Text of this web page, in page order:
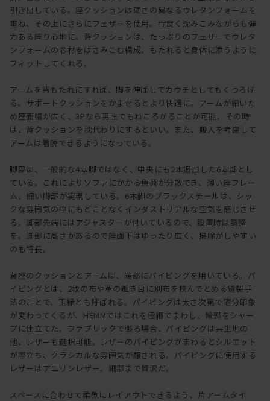
引き出している。座クッションは硬さの異なるウレタンフォームを
重ね、その上にさらにフェザーを使用。程良く沈みこみながらも弾
力ある座り心地に。背クッションは、たっぷりのフェザーでウレタ
ンフォームの芯材をはさみこむ構成。もたれると身体に添うように
フィットしてくれる。
アームを背もたれにすれば、脚を伸ばしてカウチとしてもくつろげ
る。サポートクッションをかませるとより快適に。アームが細いた
め座面幅が広く、3Pなら男性でもねころがることが可能。その時
は、背クッションを枕代わりにするといい。また、搬入を考慮して
アームは着脱できるようになっている。
脚部は、一般的な4本脚ではなく、中央にも2本追加した6本脚とし
ている。これによりソファにかかる負荷が分散でき、薄い座フレー
ム、細い脚部が実現している。6本脚のブラックスチールは、シッ
クな雰囲気の中にもどことなくインダストリアルな空気を感じさせ
る。脚部先端にはアジャスターが付いているので、設置時は調整
を。脚部に高さがあるので座面下はゆったり広く、掃除がしやすい
のも特長。
背座のクッションとアームは、端部にパイピングを用いている。パ
イピングとは、2枚の布や革の継ぎ目に別布を挟んでとめる縫製手
法のことで、玉縁とも呼ばれる。パイピングは太さ次第で随分印象
が変わってくるが、HEMMではこれを極細でまわし、輪郭をシャー
プに仕立てた。ファブリックで張る場合、パイピングは共生地の
他、レザーも選択可能。レザーのパイピングがまわるとシルエット
が際立ち、クラシカルな雰囲気が醸される。パイピングに使用する
レザーはアニリンレザー。細部まで贅沢だ。
スペースに合わせて柔軟にレイアウトできるよう、片アームタイ